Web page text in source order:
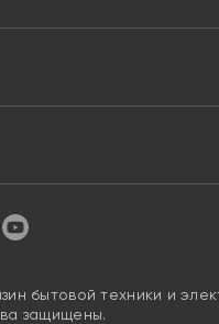
персональных
бытовой техники и
защищены.